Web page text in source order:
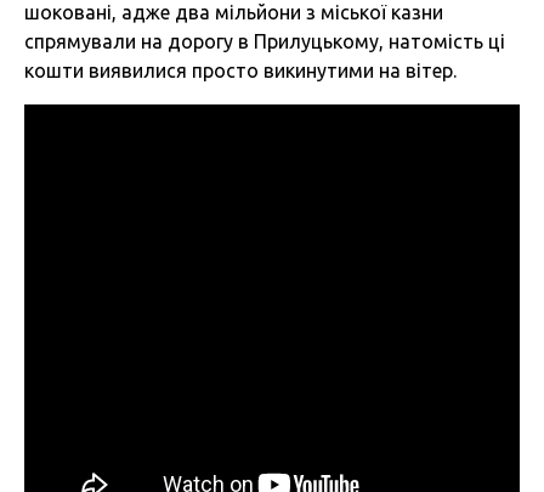
шоковані, адже два мільйони з міської казни
спрямували на дорогу в Прилуцькому, натомість ці
кошти виявилися просто викинутими на вітер.